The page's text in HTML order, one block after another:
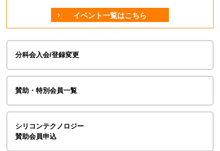
イベント一覧はこちら
分科会入会/登録変更
賛助・特別会員一覧
シリコンテクノロジー
賛助会員申込